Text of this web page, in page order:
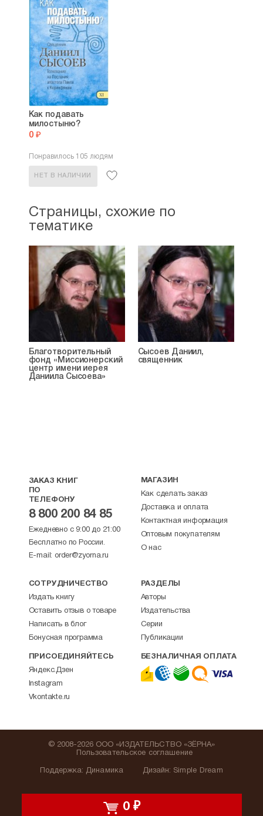
0 ₽
Как подавать
милостыню?
0 ₽
Понравилось 105 людям
НЕТ В НАЛИЧИИ
Страницы, схожие по
тематике
Благотворительный
фонд «Миссионерский
центр имени иерея
Даниила Сысоева»
Сысоев Даниил,
священник
ЗАКАЗ КНИГ
ПО
ТЕЛЕФОНУ
8 800 200 84 85
Ежедневно с 9:00 до 21:00
Бесплатно по России.
E-mail: order@zyorna.ru
МАГАЗИН
Как сделать заказ
Доставка и оплата
Контактная информация
Оптовым покупателям
О нас
СОТРУДНИЧЕСТВО
Издать книгу
Оставить отзыв о товаре
Написать в блог
Бонусная программа
РАЗДЕЛЫ
Авторы
Издательства
Серии
Публикации
ПРИСОЕДИНЯЙТЕСЬ
Яндекс.Дзен
Instagram
Vkontakte.ru
БЕЗНАЛИЧНАЯ ОПЛАТА
Поддержка: Динамика
© 2008-2026 ООО «ИЗДАТЕЛЬСТВО «ЗЁРНА»
Пользовательское соглашение
Дизайн: Simple Dream